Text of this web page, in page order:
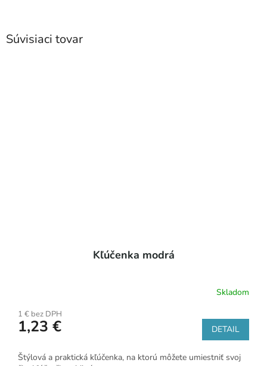
Súvisiaci tovar
Kľúčenka modrá
Skladom
1 € bez DPH
1,23 € DETAIL
Štýlová a praktická kľúčenka, na ktorú môžete umiestniť svoj